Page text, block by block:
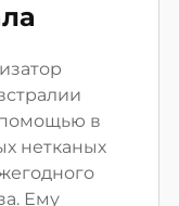
помощью в
нетканых
Ему